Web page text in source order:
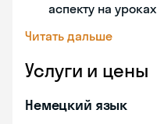
аспекту на уроках
Читать дальше
Услуги и цены
Немецкий язык